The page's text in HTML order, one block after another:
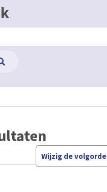
Wijzig de volgorde